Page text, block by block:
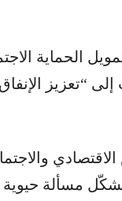
الحماية
“تعزيز
مسألة